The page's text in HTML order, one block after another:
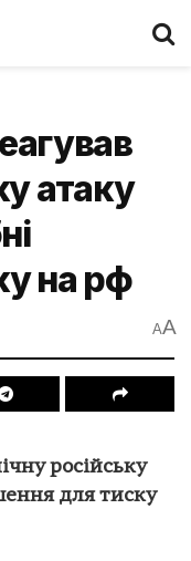
атаку
на рф
AA
російську
для тиску